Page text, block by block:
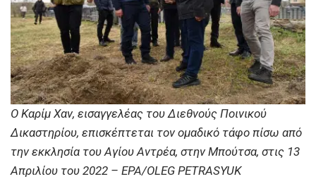
Ο Καρίμ Χαν, εισαγγελέας του Διεθνούς Ποινικού
Δικαστηρίου, επισκέπτεται τον ομαδικό τάφο πίσω από
την εκκλησία του Αγίου Αντρέα, στην Μπούτσα, στις 13
Απριλίου του 2022 – EPA/OLEG PETRASYUK